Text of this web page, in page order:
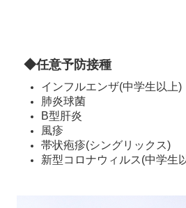
◆任意予防接種
インフルエンザ(中学生以上)
肺炎球菌
B型肝炎
風疹
帯状疱疹(シングリックス)
新型コロナウィルス(中